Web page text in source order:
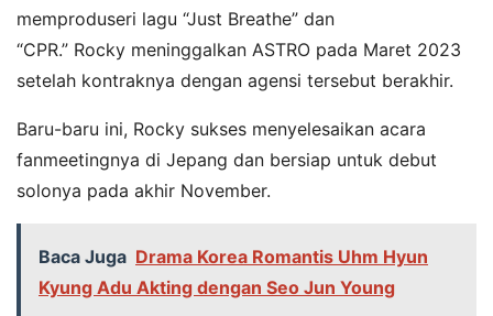
memproduseri lagu “Just Breathe” dan
“CPR.” Rocky meninggalkan ASTRO pada Maret 2023
setelah kontraknya dengan agensi tersebut berakhir.
Baru-baru ini, Rocky sukses menyelesaikan acara
fanmeetingnya di Jepang dan bersiap untuk debut
solonya pada akhir November.
Baca Juga Drama Korea Romantis Uhm Hyun
Kyung Adu Akting dengan Seo Jun Young